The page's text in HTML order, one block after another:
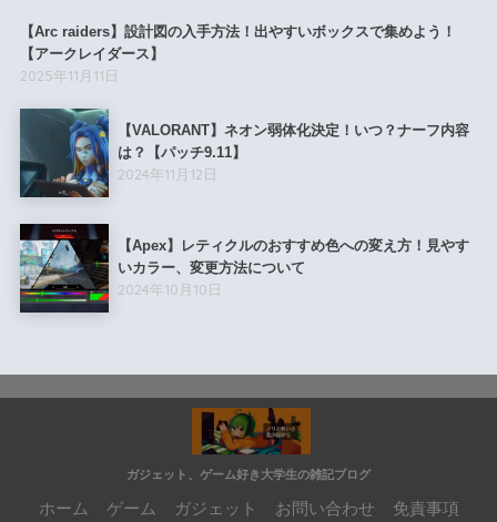
【Arc raiders】設計図の入手方法！出やすいボックスで集めよう！
【アークレイダース】
2025年11月11日
【VALORANT】ネオン弱体化決定！いつ？ナーフ内容
は？【パッチ9.11】
2024年11月12日
【Apex】レティクルのおすすめ色への変え方！見やす
いカラー、変更方法について
2024年10月10日
ガジェット、ゲーム好き大学生の雑記ブログ
ホーム ゲーム ガジェット お問い合わせ 免責事項